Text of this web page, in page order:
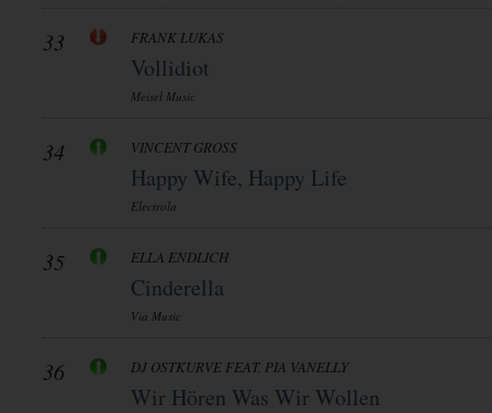
33 FRANK LUKAS
Vollidiot
Meisel Music
34 VINCENT GROSS
Happy Wife, Happy Life
Electrola
35 ELLA ENDLICH
Cinderella
Via Music
36 DJ OSTKURVE FEAT. PIA VANELLY
Wir Hören Was Wir Wollen